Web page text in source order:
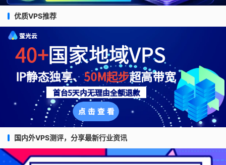
优质VPS推荐
国内外VPS测评，分享最新行业资讯